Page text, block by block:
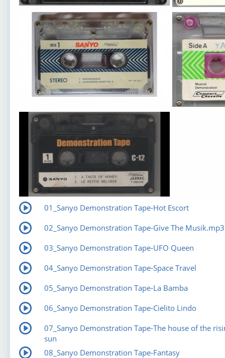
01_Sanyo Demonstration Tape-Hot Escort
02_Sanyo Demonstration Tape-Give The Musik.mp3
03_Sanyo Demonstration Tape-UFO Queen
04_Sanyo Demonstration Tape-Space Travel
05_Sanyo Demonstration Tape-La Bamba
06_Sanyo Demonstration Tape-Cielito Lindo
07_Sanyo Demonstration Tape-The house of the
sun
08_Sanyo Demonstration Tape-Fantasy